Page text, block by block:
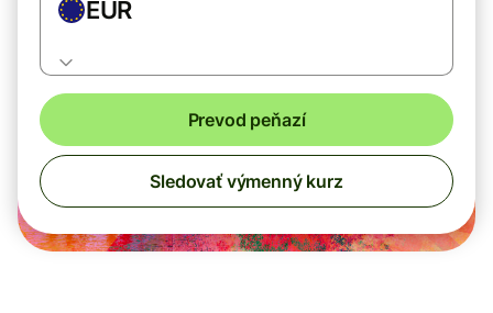
EUR
Prevod peňazí
Sledovať výmenný kurz